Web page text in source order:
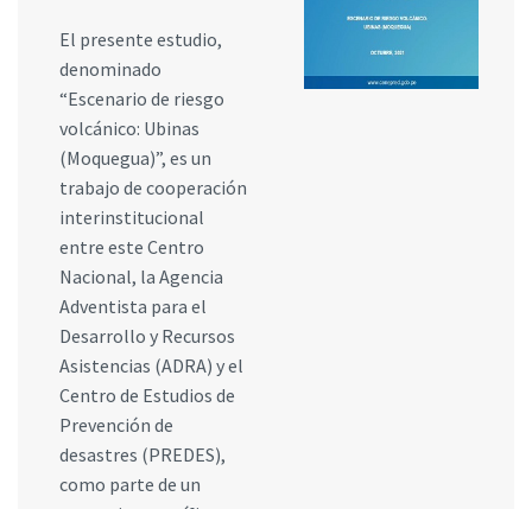
El presente estudio,
denominado
“Escenario de riesgo
volcánico: Ubinas
(Moquegua)”, es un
trabajo de cooperación
interinstitucional
entre este Centro
Nacional, la Agencia
Adventista para el
Desarrollo y Recursos
Asistencias (ADRA) y el
Centro de Estudios de
Prevención de
desastres (PREDES),
como parte de un